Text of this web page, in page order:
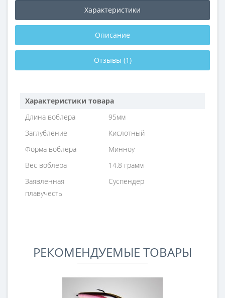
Характеристики
Описание
Отзывы (1)
Характеристики товара
Длина воблера
95мм
Заглубление
Кислотный
Форма воблера
Минноу
Вес воблера
14.8 грамм
Заявленная
плавучесть
Суспендер
РЕКОМЕНДУЕМЫЕ ТОВАРЫ